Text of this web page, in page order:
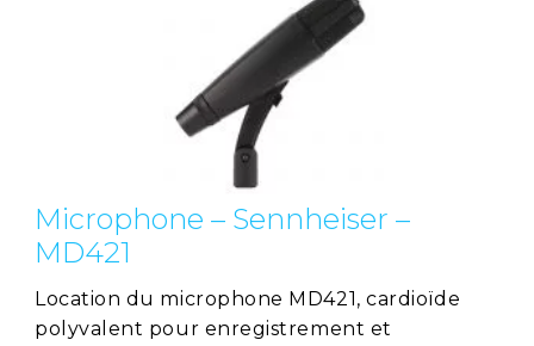
Microphone – Sennheiser –
MD421
Location du microphone MD421, cardioïde
polyvalent pour enregistrement et